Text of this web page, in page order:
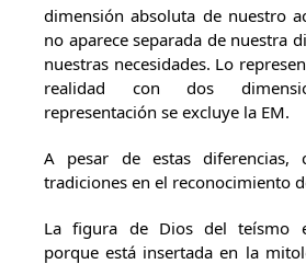
dimensión absoluta de nuestro
no aparece separada de nuestra
nuestras necesidades. Lo
realidad con dos
representación se excluye la EM.
A pesar de estas diferencias,
tradiciones en el reconocimiento
La figura de Dios del teísmo
porque está insertada en la